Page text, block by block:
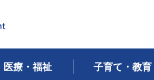
医療・福祉 子育て・教育